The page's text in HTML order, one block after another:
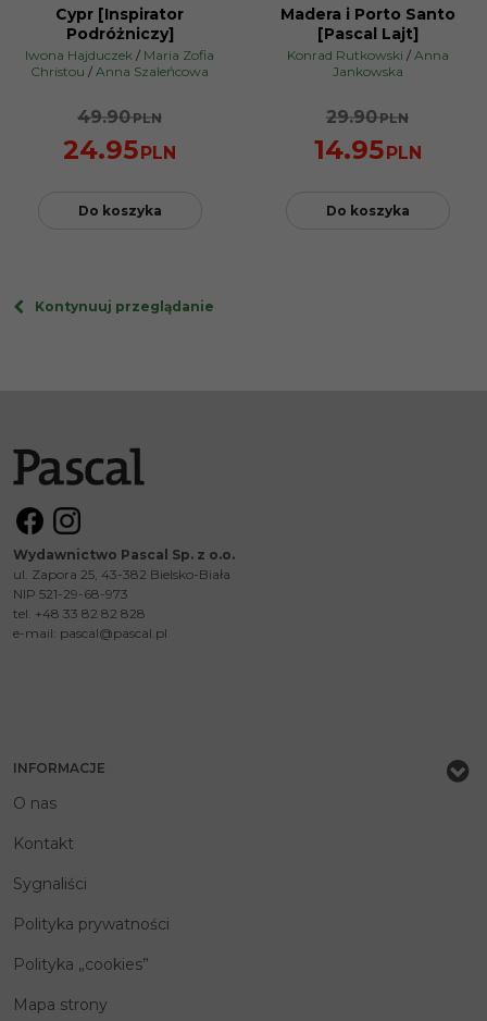
PROMOCJA
Cypr [Inspirator
Podróżniczy]
Iwona Hajduczek / Maria Zofia
Christou / Anna Szaleńcowa
49.90PLN
24.95PLN
Do koszyka
PROMOCJA
Madera i Porto Santo
[Pascal Lajt]
Konrad Rutkowski / Anna
Jankowska
29.90PLN
14.95PLN
Do koszyka
Kontynuuj przeglądanie
Wydawnictwo Pascal Sp. z o.o.
ul. Zapora 25, 43-382 Bielsko-Biała
NIP 521-29-68-973
tel. +48 33 82 82 828
e-mail: pascal@pascal.pl
INFORMACJE
O nas
Kontakt
Sygnaliści
Polityka prywatności
Polityka „cookies”
Mapa strony